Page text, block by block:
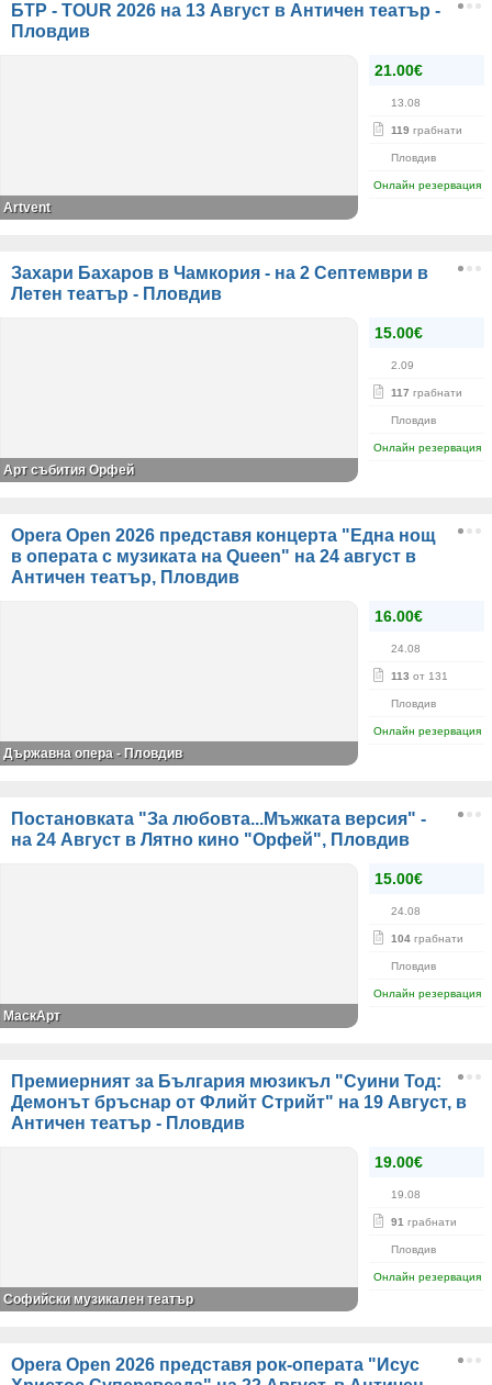
БТР - TOUR 2026 на 13 Август в Античен театър -
Пловдив
21.00€
13.08
119 грабнати
Пловдив
Онлайн резервация
Artvent
Захари Бахаров в Чамкория - на 2 Септември в
Летен театър - Пловдив
15.00€
2.09
117 грабнати
Пловдив
Онлайн резервация
Арт събития Орфей
Opera Open 2026 представя концерта "Една нощ
в операта с музиката на Queen" на 24 август в
Античен театър, Пловдив
16.00€
24.08
113 от 131
Пловдив
Онлайн резервация
Държавна опера - Пловдив
Постановката "За любовта...Мъжката версия" -
на 24 Август в Лятно кино "Орфей", Пловдив
15.00€
24.08
104 грабнати
Пловдив
Онлайн резервация
МаскАрт
Премиерният за България мюзикъл "Суини Тод:
Демонът бръснар от Флийт Стрийт" на 19 Август, в
Античен театър - Пловдив
19.00€
19.08
91 грабнати
Пловдив
Онлайн резервация
Софийски музикален театър
Opera Open 2026 представя рок-операта "Исус